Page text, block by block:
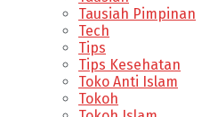
Tausiah Pimpinan
Tech
Tips
Tips Kesehatan
Toko Anti Islam
Tokoh